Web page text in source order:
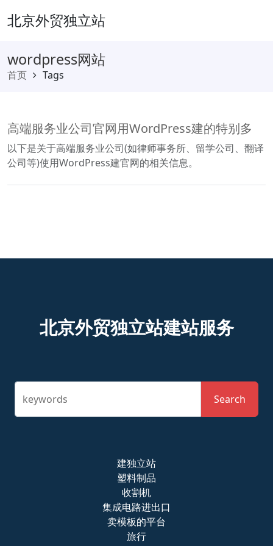
北京外贸独立站
wordpress网站
首页 Tags
高端服务业公司官网用WordPress建的特别多
以下是关于高端服务业公司(如律师事务所、留学公司、翻译
公司等)使用WordPress建官网的相关信息。
北京外贸独立站建站服务
keywords Search
建独立站
塑料制品
收割机
集成电路进出口
卖模板的平台
旅行